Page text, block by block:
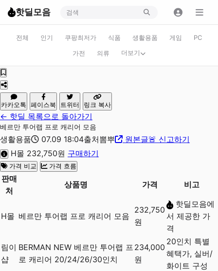
핫딜모음
전체 인기 쿠팡최저가 식품 생활용품 게임
PC
가전
의류 더보기
카카오톡 페이스북 트위터 링크 복사
← 핫딜 목록으로 돌아가기
베르만 투어랩 프로 캐리어 모음
생활용품 07.09 18:04출처뽐뿌 원본글🚨 신고하기
H몰 232,750원 구매하기
가격 비교 가격 흐름
판매
처
상품명 가격 비고
H몰 베르만 투어랩 프로 캐리어 모음
232,750
원
핫딜모음에
서 제공한 가
격
림이
샵
BERMAN NEW 베르만 투어랩 프
로 캐리어 20/24/26/30인치
234,000
원
20인치 특별
혜택가, 실버/
화이트 구성